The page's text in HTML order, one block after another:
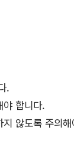
.
야 합니다.
않도록 주의